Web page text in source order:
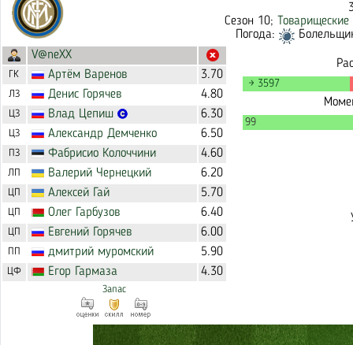
Сезон 10;
Погода:
V@neXX
ГК Артём Варенов 3.70
ЛЗ Денис Горячев 4.80
ЦЗ Влад Цепиш 6.30
ЦЗ Александр Демченко 6.50
ПЗ Фабрисио Колоччини 4.60
ЛП Валерий Чернецкий 6.20
ЦП Алексей Гай 5.70
ЦП Олег Гарбузов 6.40
ЦП Евгений Горячев 6.00
ПП дмитрий муромский 5.90
ЦФ Егор Гармаза 4.30
Запас
→ 3597
99